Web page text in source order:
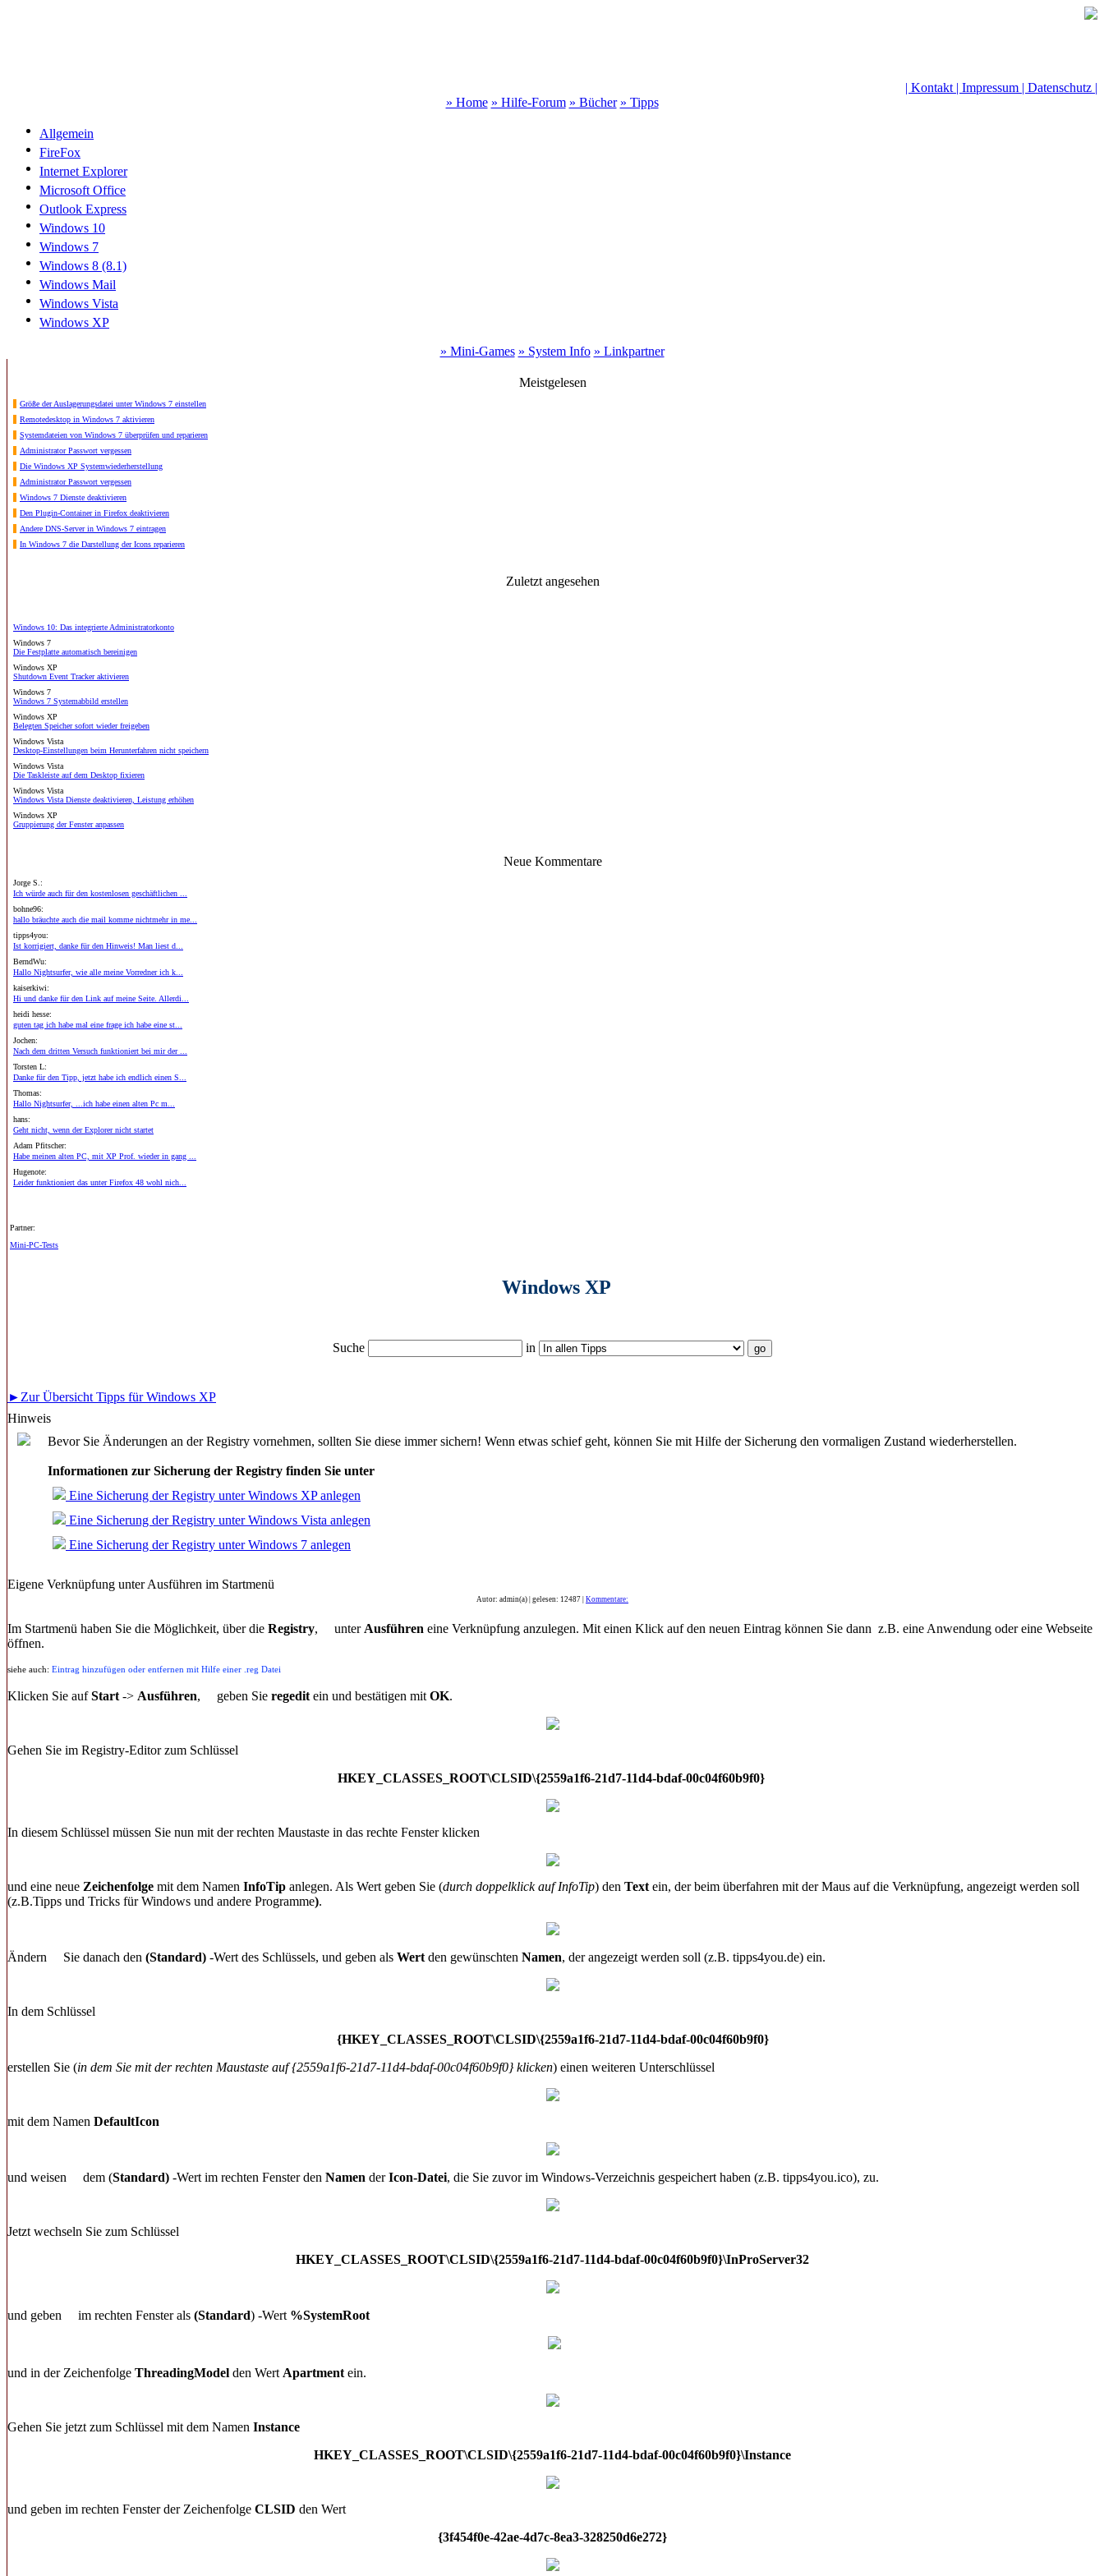
| Kontakt | Impressum | Datenschutz |
» Home » Hilfe-Forum » Bücher » Tipps
Allgemein
FireFox
Internet Explorer
Microsoft Office
Outlook Express
Windows 10
Windows 7
Windows 8 (8.1)
Windows Mail
Windows Vista
Windows XP
» Mini-Games » System Info » Linkpartner
Meistgelesen
Größe der Auslagerungsdatei unter Windows 7 einstellen
Remotedesktop in Windows 7 aktivieren
Systemdateien von Windows 7 überprüfen und reparieren
Administrator Passwort vergessen
Die Windows XP Systemwiederherstellung
Administrator Passwort vergessen
Windows 7 Dienste deaktivieren
Den Plugin-Container in Firefox deaktivieren
Andere DNS-Server in Windows 7 eintragen
In Windows 7 die Darstellung der Icons reparieren
Zuletzt angesehen
Windows 10: Das integrierte Administratorkonto
Windows 7
Die Festplatte automatisch bereinigen
Windows XP
Shutdown Event Tracker aktivieren
Windows 7
Windows 7 Systemabbild erstellen
Windows XP
Belegten Speicher sofort wieder freigeben
Windows Vista
Desktop-Einstellungen beim Herunterfahren nicht speichern
Windows Vista
Die Taskleiste auf dem Desktop fixieren
Windows Vista
Windows Vista Dienste deaktivieren, Leistung erhöhen
Windows XP
Gruppierung der Fenster anpassen
Neue Kommentare
Jorge S.:
Ich würde auch für den kostenlosen geschäftlichen ...
bohne96:
hallo bräuchte auch die mail komme nichtmehr in me...
tipps4you:
Ist korrigiert, danke für den Hinweis! Man liest d...
BerndWu:
Hallo Nightsurfer, wie alle meine Vorredner ich k...
kaiserkiwi:
Hi und danke für den Link auf meine Seite. Allerdi...
heidi hesse:
guten tag ich habe mal eine frage ich habe eine st...
Jochen:
Nach dem dritten Versuch funktioniert bei mir der ...
Torsten L:
Danke für den Tipp, jetzt habe ich endlich einen S...
Thomas:
Hallo Nightsurfer, ...ich habe einen alten Pc m...
hans:
Geht nicht, wenn der Explorer nicht startet
Adam Pfitscher:
Habe meinen alten PC, mit XP Prof. wieder in gang ...
Hugenote:
Leider funktioniert das unter Firefox 48 wohl nich...
Partner:
Mini-PC-Tests
Windows XP
Suche in
►Zur Übersicht Tipps für Windows XP
Hinweis
Bevor Sie Änderungen an der Registry vornehmen, sollten Sie diese immer sichern! Wenn etwas schief geht, können Sie mit Hilfe der Sicherung den vormaligen Zustand wiederherstellen.
Informationen zur Sicherung der Registry finden Sie unter
Eine Sicherung der Registry unter Windows XP anlegen
Eine Sicherung der Registry unter Windows Vista anlegen
Eine Sicherung der Registry unter Windows 7 anlegen
Eigene Verknüpfung unter Ausführen im Startmenü
Autor: admin(a) | gelesen: 12487 | Kommentare:
Im Startmenü haben Sie die Möglichkeit, über die Registry, unter Ausführen eine Verknüpfung anzulegen. Mit einen Klick auf den neuen Eintrag können Sie dann z.B. eine Anwendung oder eine Webseite
öffnen.
siehe auch: Eintrag hinzufügen oder entfernen mit Hilfe einer .reg Datei
Klicken Sie aufStart -> Ausführen, geben Sie regedit ein und bestätigen mit OK.
Gehen Sie im Registry-Editor zum Schlüssel
HKEY_CLASSES_ROOT\CLSID\{2559a1f6-21d7-11d4-bdaf-00c04f60b9f0}
In diesem Schlüssel müssen Sie nun mit der rechten Maustaste in das rechte Fenster klicken
und eine neue Zeichenfolge mit dem Namen InfoTip anlegen. Als Wert geben Sie (durch doppelklick auf InfoTip) den Text ein, der beim überfahren mit der Maus auf die Verknüpfung, angezeigt werden soll
(z.B.Tipps und Tricks für Windows und andere Programme).
Ändern Sie danach den (Standard) -Wert des Schlüssels, und geben als Wert den gewünschten Namen, der angezeigt werden soll (z.B. tipps4you.de) ein.
In dem Schlüssel
{HKEY_CLASSES_ROOT\CLSID\{2559a1f6-21d7-11d4-bdaf-00c04f60b9f0}
erstellen Sie (in dem Sie mit der rechten Maustaste auf {2559a1f6-21d7-11d4-bdaf-00c04f60b9f0} klicken) einen weiteren Unterschlüssel
mit dem Namen DefaultIcon
und weisen dem (Standard) -Wert im rechten Fenster den Namen derIcon-Datei, die Sie zuvor im Windows-Verzeichnis gespeichert haben (z.B. tipps4you.ico), zu.
Jetzt wechseln Sie zum Schlüssel
HKEY_CLASSES_ROOT\CLSID\{2559a1f6-21d7-11d4-bdaf-00c04f60b9f0}\InProServer32
und geben im rechten Fenster als (Standard) -Wert %SystemRoot
und in der Zeichenfolge ThreadingModel den Wert Apartment ein.
Gehen Sie jetzt zum Schlüssel mit dem Namen Instance
HKEY_CLASSES_ROOT\CLSID\{2559a1f6-21d7-11d4-bdaf-00c04f60b9f0}\Instance
und geben im rechten Fenster der Zeichenfolge CLSID den Wert
{3f454f0e-42ae-4d7c-8ea3-328250d6e272}